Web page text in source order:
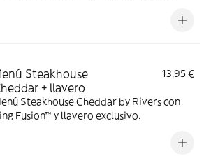
Steakhouse
+ llavero
13,95 €
Steakhouse Cheddar by Rivers con
Fusion™ y llavero exclusivo.